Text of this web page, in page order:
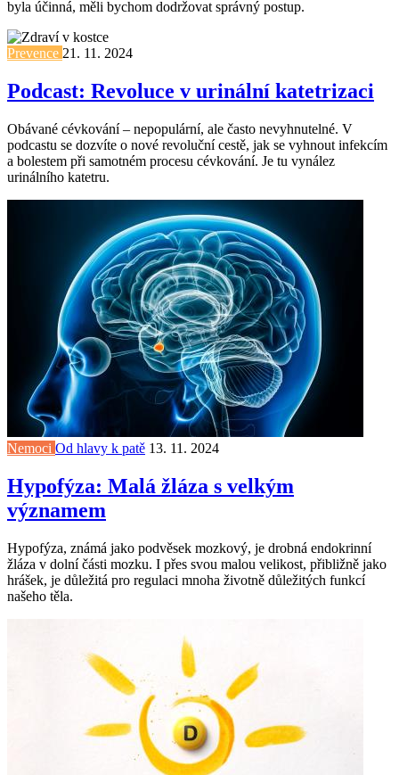
byla účinná, měli bychom dodržovat správný postup.
Prevence 21. 11. 2024
Podcast: Revoluce v urinální katetrizaci
Obávané cévkování – nepopulární, ale často nevyhnutelné. V
podcastu se dozvíte o nové revoluční cestě, jak se vyhnout infekcím
a bolestem při samotném procesu cévkování. Je tu vynález
urinálního katetru.
Nemoci Od hlavy k patě 13. 11. 2024
Hypofýza: Malá žláza s velkým
významem
Hypofýza, známá jako podvěsek mozkový, je drobná endokrinní
žláza v dolní části mozku. I přes svou malou velikost, přibližně jako
hrášek, je důležitá pro regulaci mnoha životně důležitých funkcí
našeho těla.